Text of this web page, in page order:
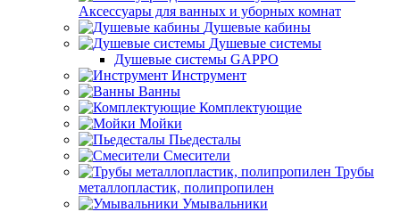
Аксессуары для ванных и уборных комнат
Душевые кабины
Душевые системы
Душевые системы GAPPO
Инструмент
Ванны
Комплектующие
Мойки
Пьедесталы
Смесители
Трубы
металлопластик, полипропилен
Умывальники